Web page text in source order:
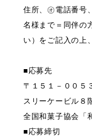
住所、㋔電話番号
名様まで＝同伴の
い）をご記入の上
■応募先
〒１５１－００
スリーケービル８
全国和菓子協会「
■応募締切